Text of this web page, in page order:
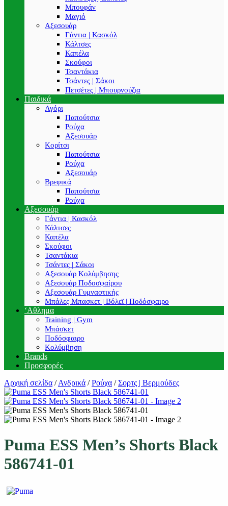
Μπουφάν
Μαγιό
Αξεσουάρ
Γάντια | Κασκόλ
Κάλτσες
Καπέλα
Σκούφοι
Τσαντάκια
Τσάντες | Σάκοι
Πετσέτες | Μπουρνούζια
Παιδικά
Αγόρι
Παπούτσια
Ρούχα
Αξεσουάρ
Κορίτσι
Παπούτσια
Ρούχα
Αξεσουάρ
Βρεφικά
Παπούτσια
Ρούχα
Αξεσουάρ
Γάντια | Κασκόλ
Κάλτσες
Καπέλα
Σκούφοι
Τσαντάκια
Τσάντες | Σάκοι
Αξεσουάρ Κολύμβησης
Αξεσουάρ Ποδοσφαίρου
Αξεσουάρ Γυμναστικής
Μπάλες Μπασκετ | Βόλεϊ | Ποδόσφαιρο
‘Αθλημα
Training | Gym
Μπάσκετ
Ποδόσφαιρο
Κολύμβηση
Brands
Προσφορές
Αρχική σελίδα /Ανδρικά / Ρούχα / Σορτς | Βερμούδες
Puma ESS Men’s Shorts Black
586741-01